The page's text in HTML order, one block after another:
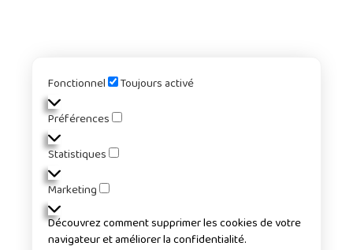
Fonctionnel Fonctionnel
Toujours activé
Préférences
Préférences
Statistiques
Statistiques
Marketing
Marketing
Découvrez comment supprimer les cookies de votre
navigateur et améliorer la confidentialité.